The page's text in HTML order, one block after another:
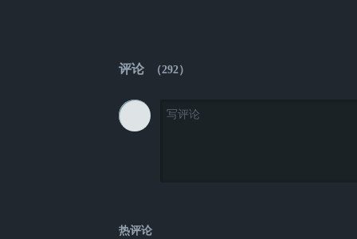
评论 （292）
热评论